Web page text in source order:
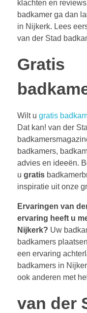
CONTACT
klachten en
badkamer ga dan
in Nijkerk. Lees
van der Stad
Gratis
Wilt u gratis
Dat kan! van der
badkamers,
advies en ideeën.
u gratis
inspiratie uit onze
Ervaringen van
ervaring heeft u
Nijkerk? Uw
badkamers
een ervaring
badkamers in
ook anderen met
van der